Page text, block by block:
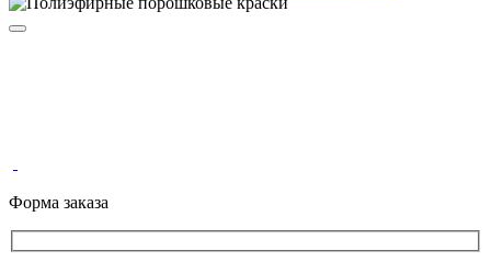
Форма заказа